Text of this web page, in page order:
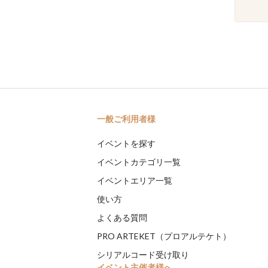
一般ご利用者様
イベントを探す
イベントカテゴリ一覧
イベントエリア一覧
使い方
よくある質問
PRO ARTEKET（プロアルテケト）
シリアルコード受け取り